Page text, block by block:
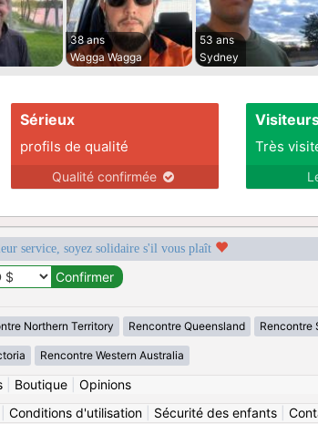
38 ans
Wagga Wagga
53 ans
Sydney
Sérieux
profils de qualité
Qualité confirmée
Très
service, soyez solidaire s'il vous plaît
Northern Territory Rencontre Queensland Rencontre
Rencontre Western Australia
| Boutique| Opinions
Conditions d'utilisation| Sécurité des enfants|